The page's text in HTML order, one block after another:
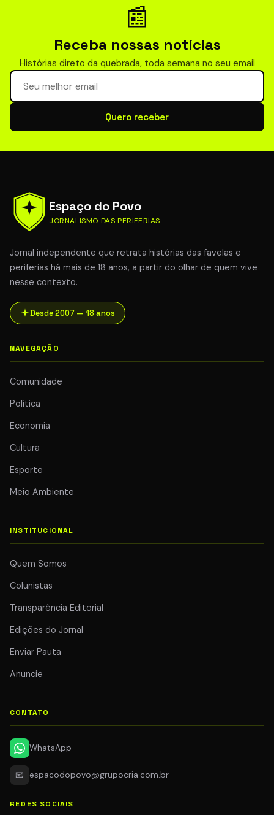
📰
Receba nossas notícias
Histórias direto da quebrada, toda semana no seu email
Seu email para newsletter
Quero receber
Espaço do Povo
JORNALISMO DAS PERIFERIAS
Jornal independente que retrata histórias das favelas e
periferias há mais de 18 anos, a partir do olhar de quem vive
nesse contexto.
Desde 2007 — 18 anos
NAVEGAÇÃO
Comunidade
Política
Economia
Cultura
Esporte
Meio Ambiente
INSTITUCIONAL
Quem Somos
Colunistas
Transparência Editorial
Edições do Jornal
Enviar Pauta
Anuncie
CONTATO
WhatsApp
📧 espacodopovo@grupocria.com.br
REDES SOCIAIS